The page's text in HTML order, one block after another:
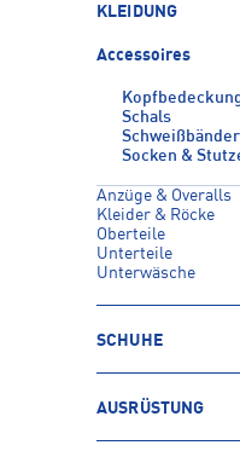
KLEIDUNG
Accessoires
Schals
Schweißbänder
Socken &
Anzüge & Overalls
Kleider & Röcke
Oberteile
Unterteile
Unterwäsche
SCHUHE
AUSRÜSTUNG